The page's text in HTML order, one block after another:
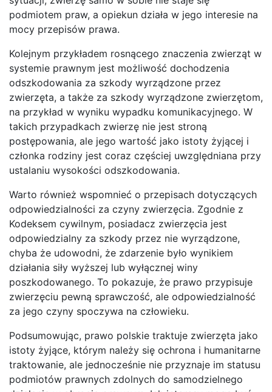
podmiotem praw, a opiekun działa w jego interesie na
mocy przepisów prawa.
Kolejnym przykładem rosnącego znaczenia zwierząt w
systemie prawnym jest możliwość dochodzenia
odszkodowania za szkody wyrządzone przez
zwierzęta, a także za szkody wyrządzone zwierzętom,
na przykład w wyniku wypadku komunikacyjnego. W
takich przypadkach zwierzę nie jest stroną
postępowania, ale jego wartość jako istoty żyjącej i
członka rodziny jest coraz częściej uwzględniana przy
ustalaniu wysokości odszkodowania.
Warto również wspomnieć o przepisach dotyczących
odpowiedzialności za czyny zwierzęcia. Zgodnie z
Kodeksem cywilnym, posiadacz zwierzęcia jest
odpowiedzialny za szkody przez nie wyrządzone,
chyba że udowodni, że zdarzenie było wynikiem
działania siły wyższej lub wyłącznej winy
poszkodowanego. To pokazuje, że prawo przypisuje
zwierzęciu pewną sprawczość, ale odpowiedzialność
za jego czyny spoczywa na człowieku.
Podsumowując, prawo polskie traktuje zwierzęta jako
istoty żyjące, którym należy się ochrona i humanitarne
traktowanie, ale jednocześnie nie przyznaje im statusu
podmiotów prawnych zdolnych do samodzielnego